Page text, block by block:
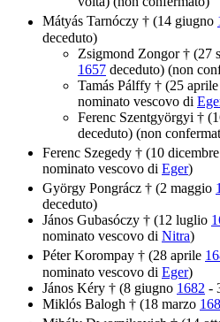
Mátyás Tarnóczy † (14 giugno
deceduto)
Zsigmond Zongor † (27
1657 deceduto) (non
Tamás Pálffy † (25 aprile
nominato vescovo di
Ferenc Szentgyörgyi †
deceduto) (non
Ferenc Szegedy † (10 dicembre
nominato vescovo di Eger)
György Pongrácz † (2 maggio
deceduto)
János Gubasóczy † (12 luglio
nominato vescovo di Nitra)
Péter Korompay † (28 aprile
nominato vescovo di Eger)
János Kéry † (8 giugno 1682 -
Miklós Balogh † (18 marzo